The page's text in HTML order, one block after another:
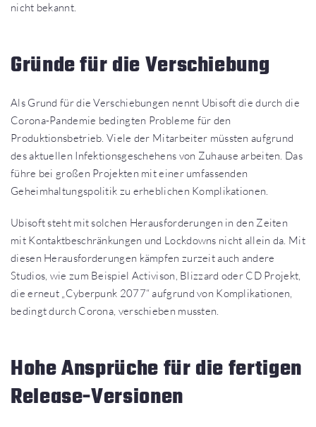
nicht bekannt.
Gründe für die Verschiebung
Als Grund für die Verschiebungen nennt Ubisoft die durch die
Corona-Pandemie bedingten Probleme für den
Produktionsbetrieb. Viele der Mitarbeiter müssten aufgrund
des aktuellen Infektionsgeschehens von Zuhause arbeiten. Das
führe bei großen Projekten mit einer umfassenden
Geheimhaltungspolitik zu erheblichen Komplikationen.
Ubisoft steht mit solchen Herausforderungen in den Zeiten
mit Kontaktbeschränkungen und Lockdowns nicht allein da. Mit
diesen Herausforderungen kämpfen zurzeit auch andere
Studios, wie zum Beispiel Activison, Blizzard oder CD Projekt,
die erneut „Cyberpunk 2077“ aufgrund von Komplikationen,
bedingt durch Corona, verschieben mussten.
Hohe Ansprüche für die fertigen
Release-Versionen